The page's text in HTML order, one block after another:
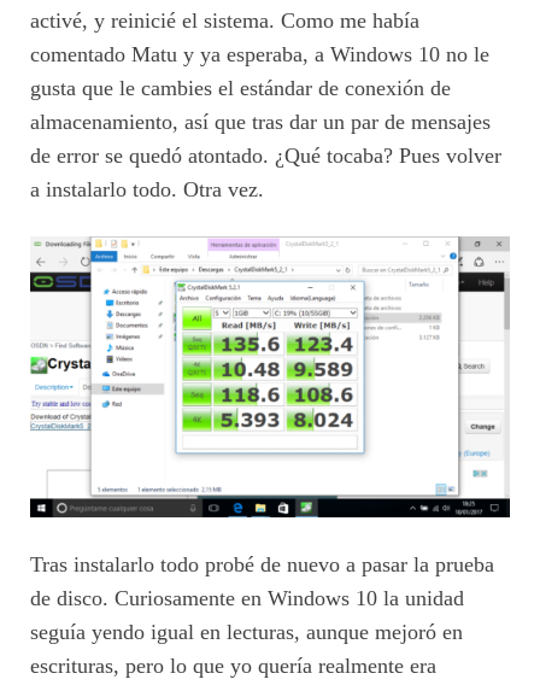
activé, y reinicié el sistema. Como me había
comentado Matu y ya esperaba, a Windows 10 no le
gusta que le cambies el estándar de conexión de
almacenamiento, así que tras dar un par de mensajes
de error se quedó atontado. ¿Qué tocaba? Pues volver
a instalarlo todo. Otra vez.
Tras instalarlo todo probé de nuevo a pasar la prueba
de disco. Curiosamente en Windows 10 la unidad
seguía yendo igual en lecturas, aunque mejoró en
escrituras, pero lo que yo quería realmente era